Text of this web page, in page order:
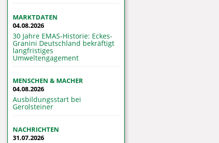
MARKTDATEN
04.08.2026
30 Jahre EMAS-Historie: Eckes-
Granini Deutschland bekräftigt
langfristiges
Umweltengagement
MENSCHEN & MACHER
04.08.2026
Ausbildungsstart bei
Gerolsteiner
NACHRICHTEN
31.07.2026